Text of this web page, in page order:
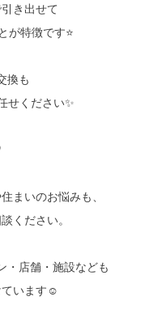
き出せて
が特徴です⭐
換も
せください✨
まいのお悩みも、
ください。
・店舗・施設なども
ています☺